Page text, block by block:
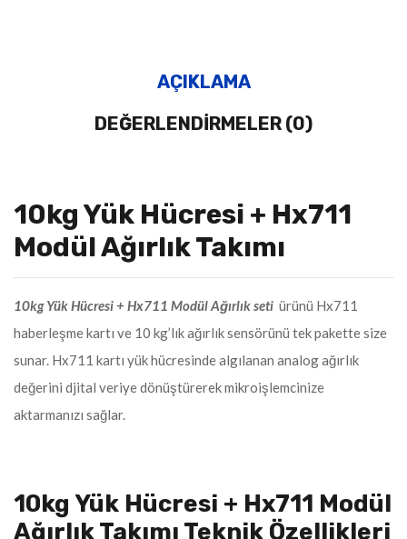
AÇIKLAMA
DEĞERLENDIRMELER (0)
10kg Yük Hücresi + Hx711
Modül Ağırlık Takımı
10kg Yük Hücresi + Hx711 Modül Ağırlık seti ürünü Hx711
haberleşme kartı ve 10 kg’lık ağırlık sensörünü tek pakette size
sunar. Hx711 kartı yük hücresinde algılanan analog ağırlık
değerini djital veriye dönüştürerek mikroişlemcinize
aktarmanızı sağlar.
10kg Yük Hücresi + Hx711 Modül
Ağırlık Takımı Teknik Özellikleri